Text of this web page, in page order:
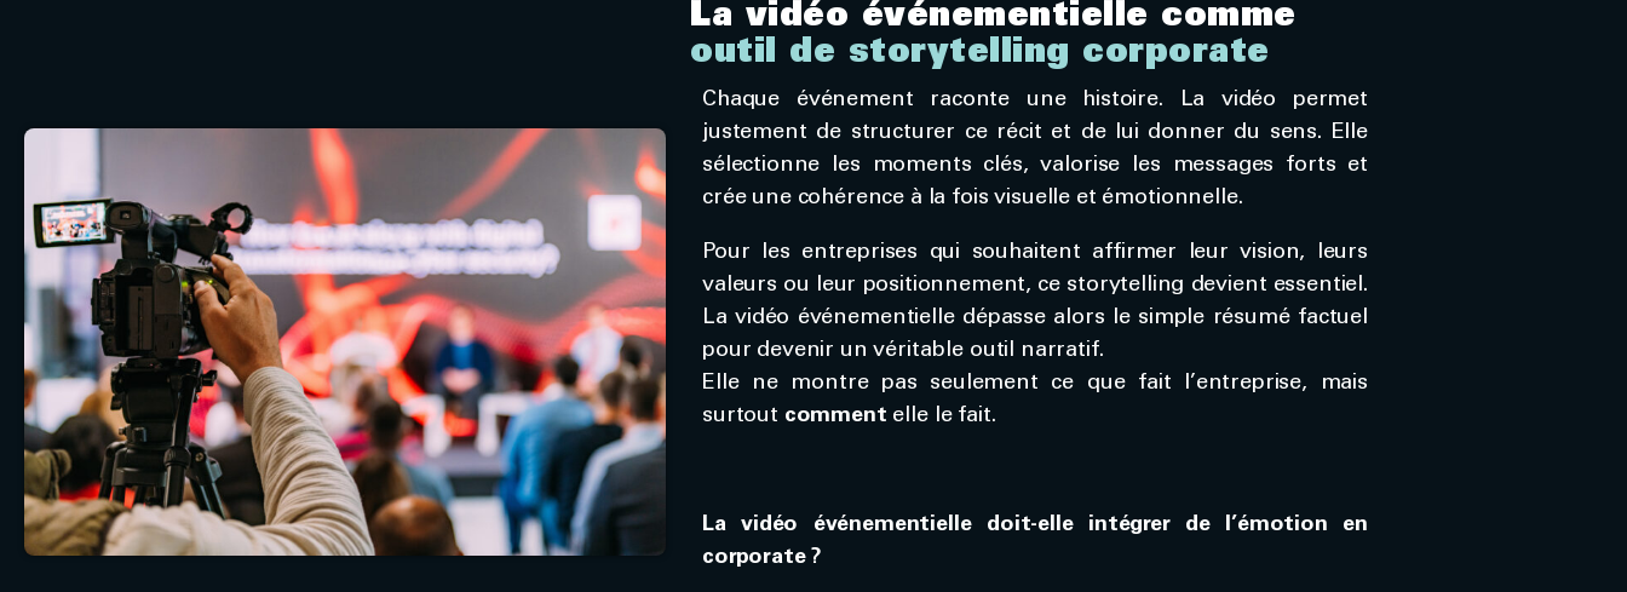
La vidéo événementielle comme
outil de storytelling corporate
Chaque événement raconte une histoire. La vidéo permet
justement de structurer ce récit et de lui donner du sens. Elle
sélectionne les moments clés, valorise les messages forts et
crée une cohérence à la fois visuelle et émotionnelle.
Pour les entreprises qui souhaitent affirmer leur vision, leurs
valeurs ou leur positionnement, ce storytelling devient essentiel.
La vidéo événementielle dépasse alors le simple résumé factuel
pour devenir un véritable outil narratif.
Elle ne montre pas seulement ce que fait l’entreprise, mais
surtout comment elle le fait.
La vidéo événementielle doit-elle intégrer de l’émotion en
corporate ?